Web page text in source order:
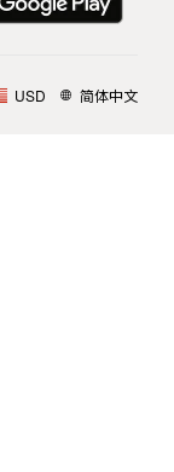
USD 简体中文